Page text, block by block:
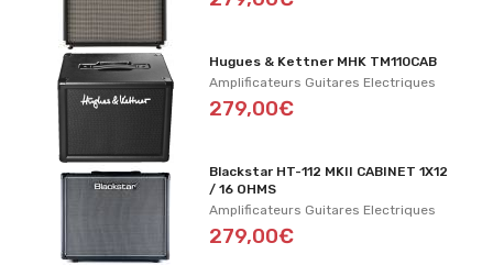
Hugues & Kettner MHK TM110CAB
Amplificateurs Guitares Electriques
279,00€
Blackstar HT-112 MKII CABINET 1X12
/ 16 OHMS
Amplificateurs Guitares Electriques
279,00€